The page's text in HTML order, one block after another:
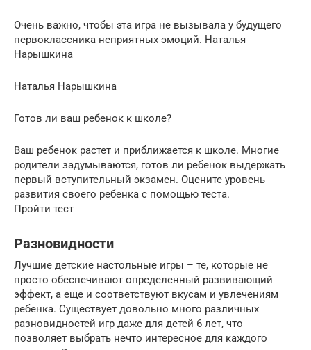
Очень важно, чтобы эта игра не вызывала у будущего
первоклассника неприятных эмоций. Наталья
Нарышкина
Наталья Нарышкина
Готов ли ваш ребенок к школе?
Ваш ребенок растет и приближается к школе. Многие
родители задумываются, готов ли ребенок выдержать
первый вступительный экзамен. Оцените уровень
развития своего ребенка с помощью теста.
Пройти тест
Разновидности
Лучшие детские настольные игры – те, которые не
просто обеспечивают определенный развивающий
эффект, а еще и соответствуют вкусам и увлечениям
ребенка. Существует довольно много различных
разновидностей игр даже для детей 6 лет, что
позволяет выбрать нечто интересное для каждого